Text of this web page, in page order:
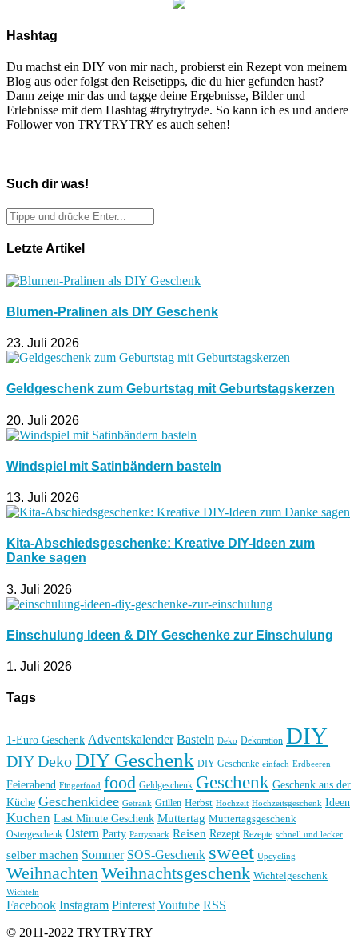
Hashtag
Du machst ein DIY von mir nach, probierst ein Rezept von meinem
Blog aus oder folgst den Reisetipps, die du hier gefunden hast?
Dann zeige mir das und tagge deine Ergebnisse, Bilder und
Erlebnisse mit dem Hashtag #trytrytryde. So kann ich es und andere
Follower von TRYTRYTRY es auch sehen!
Such dir was!
Letzte Artikel
Blumen-Pralinen als DIY Geschenk
23. Juli 2026
Geldgeschenk zum Geburtstag mit Geburtstagskerzen
20. Juli 2026
Windspiel mit Satinbändern basteln
13. Juli 2026
Kita-Abschiedsgeschenke: Kreative DIY-Ideen zum
Danke sagen
3. Juli 2026
Einschulung Ideen & DIY Geschenke zur Einschulung
1. Juli 2026
Tags
1-Euro Geschenk Adventskalender Basteln Deko Dekoration DIY
DIY DekoDIY Geschenk DIY Geschenke einfach Erdbeeren
Feierabend Fingerfood food Geldgeschenk Geschenk Geschenk aus der
Küche Geschenkidee Getränk Grillen Herbst Hochzeit Hochzeitsgeschenk Ideen
Kuchen Last Minute Geschenk Muttertag Muttertagsgeschenk
Ostergeschenk Ostern Party Partysnack Reisen Rezept Rezepte schnell und lecker
selber machen Sommer SOS-Geschenk sweet Upcycling
Weihnachten Weihnachtsgeschenk Wichtelgeschenk
Wichteln
Facebook Instagram PinterestYoutube RSS
© 2011-2022 TRYTRYTRY